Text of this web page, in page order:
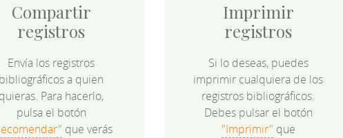
Compartir
registros
Envía los registros
a quien
Para hacerlo,
pulsa el botón
que verás
Imprimir
registros
Si lo deseas, puedes
imprimir cualquiera de los
registros bibliográficos.
Debes pulsar el botón
"Imprimir" que